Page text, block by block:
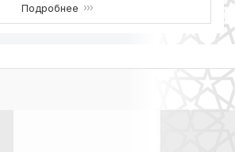
Подробнее ›››